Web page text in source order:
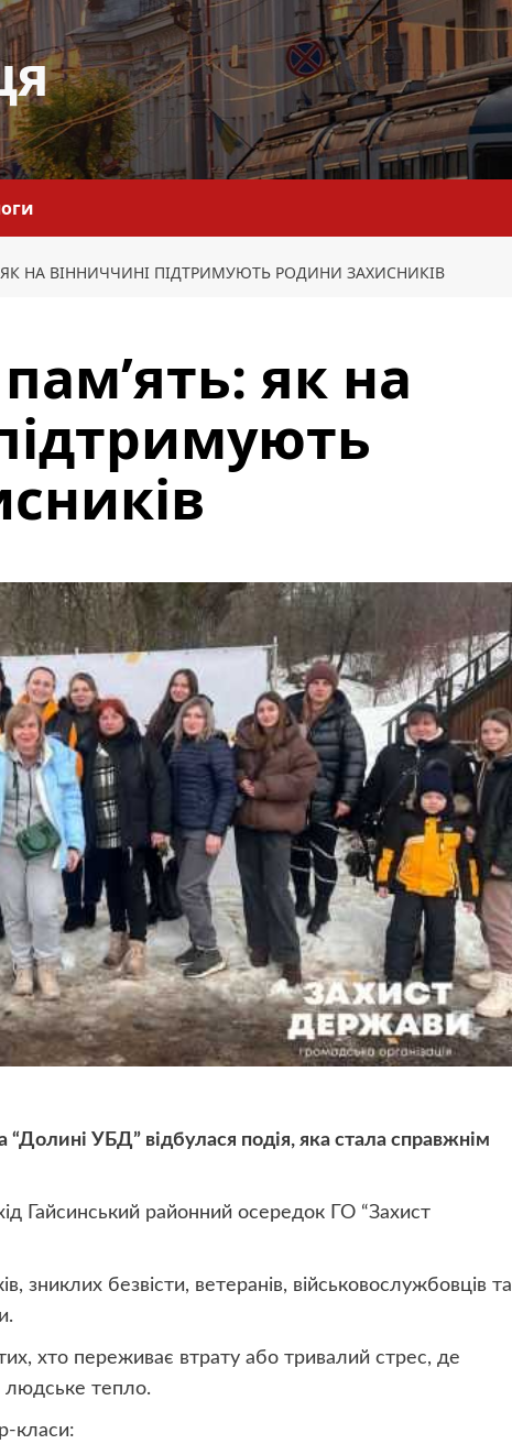
ЯК НА ВІННИЧЧИНІ ПІДТРИМУЮТЬ РОДИНИ ЗАХИСНИКІВ
як на
“Долині УБД” відбулася подія, яка стала справжнім
Гайсинський районний осередок ГО “Захист
зниклих безвісти, ветеранів, військовослужбовців та
хто переживає втрату або тривалий стрес, де
людське тепло.
класи: